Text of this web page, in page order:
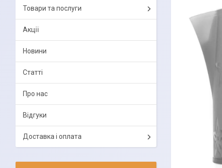
Товари та послуги
Акції
Новини
Статті
Про нас
Відгуки
Доставка і оплата